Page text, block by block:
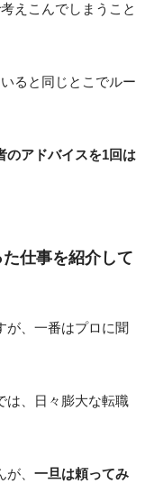
えこんでしまうこと
ると同じとこでルー
のアドバイスを1回は
仕事を紹介して
が、一番はプロに聞
は、日々膨大な転職
、 一旦は頼ってみ